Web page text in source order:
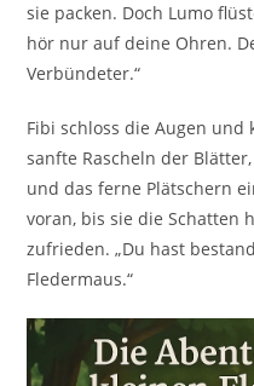
sie packen. Doch Lumo
hör nur auf deine Ohren.
Verbündeter.“
Fibi schloss die Augen
sanfte Rascheln der
und das ferne Plätschern
voran, bis sie die Schatten
zufrieden. „Du hast
Fledermaus.“